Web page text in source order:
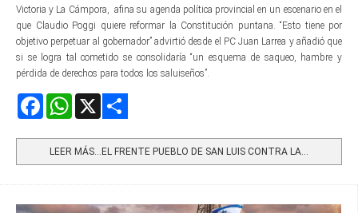
Victoria y La Cámpora, afina su agenda política provincial en un escenario en el
que Claudio Poggi quiere reformar la Constitución puntana. “Esto tiene por
objetivo perpetuar al gobernador” advirtió desde el PC Juan Larrea y añadió que
si se logra tal cometido se consolidaría “un esquema de saqueo, hambre y
pérdida de derechos para todos los saluiseños”.
FacebookWhatsApp
LEER MÁS…EL FRENTE PUEBLO DE SAN LUIS CONTRA LA...